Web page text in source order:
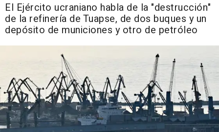
El Ejército ucraniano habla de la "destrucción"
de la refinería de Tuapse, de dos buques y un
depósito de municiones y otro de petróleo